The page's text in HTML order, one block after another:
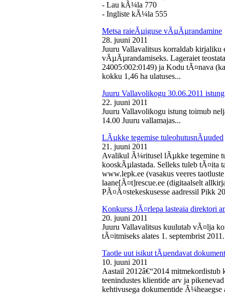
- Lau kÃ¼la 770
- Ingliste kÃ¼la 555
Metsa raieÃµiguse vÃµÃµrandamine
28. juuni 2011
Juuru Vallavalitsus korraldab kirjaliku
vÃµÃµrandamiseks. Lageraiet
24005:002:0149) ja Kodu tÃ¤nava
kokku 1,46 ha ulatuses...
Juuru Vallavolikogu 30.06.2011 istung
22. juuni 2011
Juuru Vallavolikogu istung toimub
14.00 Juuru vallamajas...
LÃµkke tegemise tuleohutusnÃµuded
21. juuni 2011
Avalikul Ã¼ritusel lÃµkke tegemine
kooskÃµlastada. Selleks tuleb tÃ¤ita
www.lepk.ee (vasakus veeres
laane[Ã¤t]rescue.ee (digitaalselt
PÃ¤Ã¤stekeskusesse aadressil Pikk
Konkurss JÃ¤rlepa lasteaia direktori
20. juuni 2011
Juuru Vallavalitsus kuulutab vÃ¤lja
tÃ¤itmiseks alates 1. septembrist
Taotle uut isikut tÃµendavat
10. juuni 2011
Aastail 2012â€“2014
teenindustes klientide arv ja
kehtivusega dokumentide Ã¼heaegse